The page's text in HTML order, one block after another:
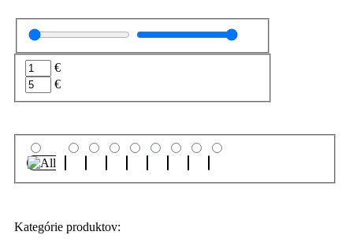
€
€
Kategórie produktov: